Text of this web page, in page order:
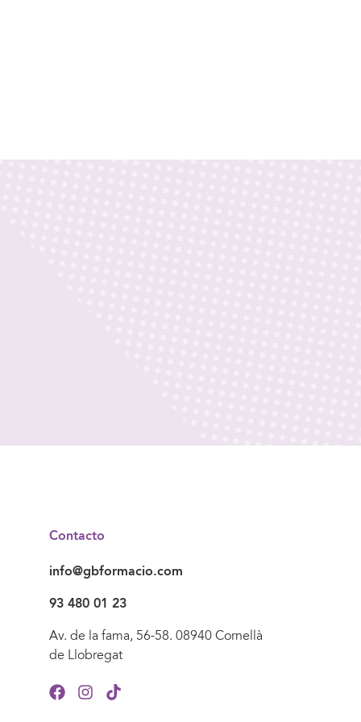
Contacto
info@gbformacio.com
93 480 01 23
Av. de la fama, 56-58. 08940 Cornellà
de Llobregat